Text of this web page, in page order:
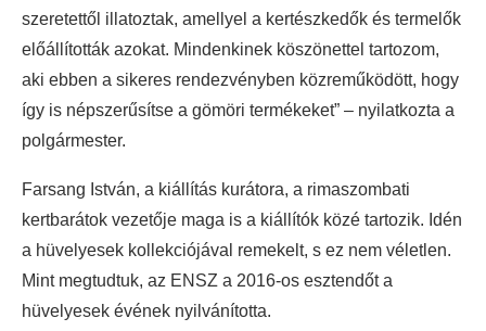
szeretettől illatoztak, amellyel a kertészkedők és termelők
előállították azokat. Mindenkinek köszönettel tartozom,
aki ebben a sikeres rendezvényben közreműködött, hogy
így is népszerűsítse a gömöri termékeket” – nyilatkozta a
polgármester.
Farsang István, a kiállítás kurátora, a rimaszombati
kertbarátok vezetője maga is a kiállítók közé tartozik. Idén
a hüvelyesek kollekciójával remekelt, s ez nem véletlen.
Mint megtudtuk, az ENSZ a 2016-os esztendőt a
hüvelyesek évének nyilvánította.